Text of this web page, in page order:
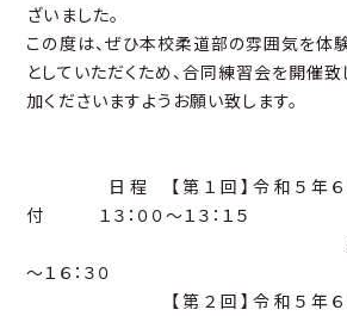
ざいました。
この度は、ぜひ本校柔道部の雰囲気を体
としていただくため、合同練習会を開催致
加くださいますようお願い致します。
日程 【第１回】令和５年６
付 １３：００～１３：１５
講習時間 １
～１６：３０
【第２回】令和５年６月